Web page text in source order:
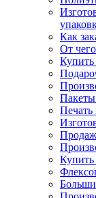
Как
От
Купить
Печать